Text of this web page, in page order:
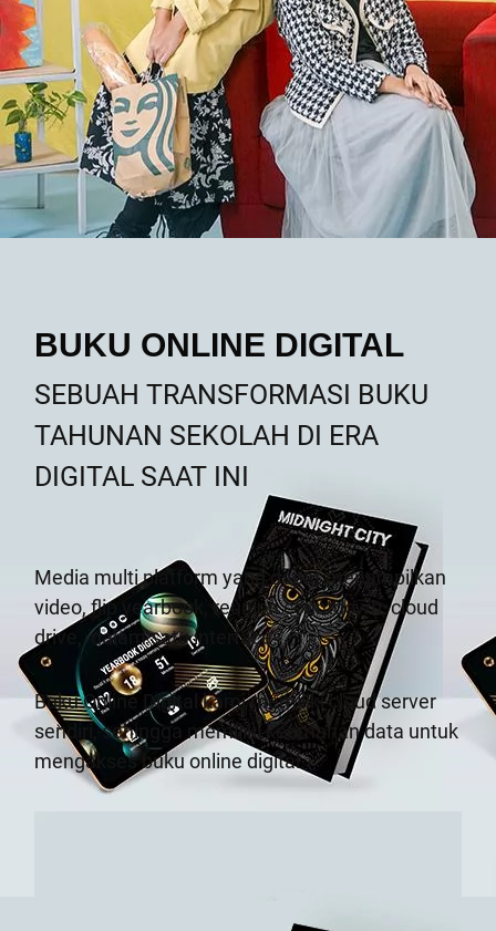
BUKU ONLINE DIGITAL
SEBUAH TRANSFORMASI BUKU
TAHUNAN SEKOLAH DI ERA
DIGITAL SAAT INI
Media multi platform yang dapat menampilkan
video, flip yearbook, reunion countdown, cloud
drive,
dalam satu interface.
Buku Online Digital kami memiliki cloud server
sendiri, sehingga memiliki keamanan data untuk
mengakses buku online digital.